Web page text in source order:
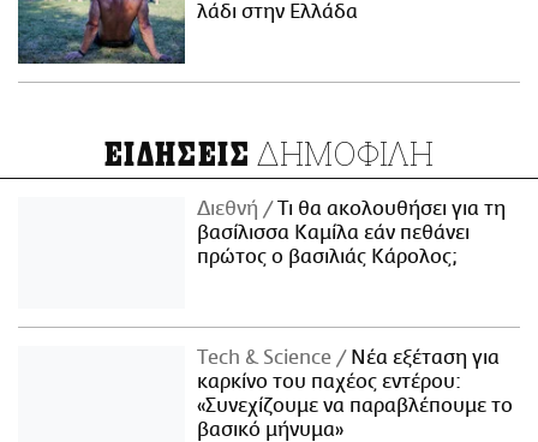
λάδι στην Ελλάδα
ΕΙΔΗΣΕΙΣ ΔΗΜΟΦΙΛΗ
Διεθνή
Τι θα ακολουθήσει για τη
βασίλισσα Καμίλα εάν πεθάνει
πρώτος ο βασιλιάς Κάρολος;
Τech & Science
Νέα εξέταση για
καρκίνο του παχέος εντέρου:
«Συνεχίζουμε να παραβλέπουμε το
βασικό μήνυμα»